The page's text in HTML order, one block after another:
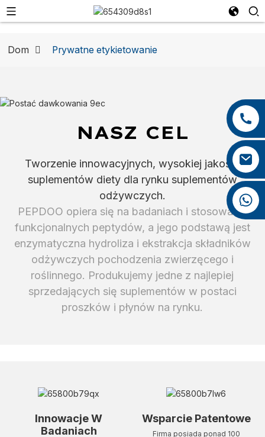
+86 0592 5599526
+86 18965423693
Dom Prywatne etykietowanie
NASZ CEL
Tworzenie innowacyjnych, wysokiej jakości
suplementów diety dla rynku suplementów
odżywczych.
PEPDOO opiera się na badaniach i stosowaniu
funkcjonalnych peptydów, a jego podstawą jest
enzymatyczna hydroliza i ekstrakcja składników
odżywczych pochodzenia zwierzęcego i
roślinnego. Produkujemy jedne z najlepiej
sprzedających się suplementów w postaci
proszków i płynów na rynku.
Innowacje W
Badaniach
Wsparcie Patentowe
Firma posiada ponad 100